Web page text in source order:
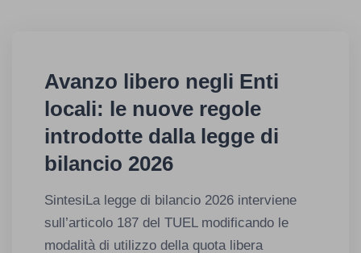
Avanzo libero negli Enti
locali: le nuove regole
introdotte dalla legge di
bilancio 2026
SintesiLa legge di bilancio 2026 interviene
sull’articolo 187 del TUEL modificando le
modalità di utilizzo della quota libera